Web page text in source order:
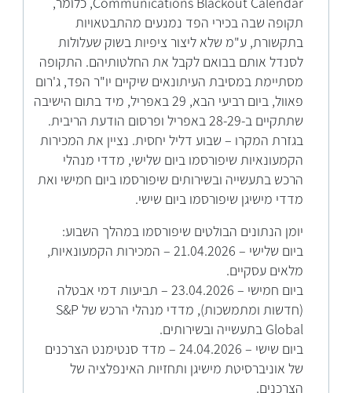
תקופה שבה בכירי הפד נמנעים מהתבטאויות
בתקשורת, ע"מ שלא ליצור ציפיות בשוק שעלולות
לסנדל אותם בבואם לקבל את החלטותיהם. התקופה
מסתיימת במסיבת העיתונאים שיקיים יו"ר הפד, ג'רום
פאוול, ביום רביעי הבא, 29 באפריל, מיד בתום הישיבה
שתתקיים ב-28-29 באפריל ופרסום הודעת הריבית.
בגזרת המקרו – שבוע דליל יחסית. נציין את המכירות
הקמעונאיות שיפורסמו ביום שלישי, מדדי מנהלי
הרכש בתעשייה ובשירותים שיפורסמו ביום חמישי ואת
מדדי מישיגן שיפורסמו ביום שישי.
יומן הנתונים הבולטים שיפורסמו במהלך השבוע:
ביום שלישי – 21.04.2026 – המכירות הקמעונאיות,
מלאים עסקיים.
ביום חמישי – 23.04.2026 – תביעות דמי אבטלה
(חדשות ומתמשכות), מדדי מנהלי הרכש של S&P
Global בתעשייה ובשירותים.
ביום שישי – 24.04.2026 – מדד סנטימנט הצרכנים
של אוניברסיטת מישיגן ותחזיות האינפלציה של
הצרכנים.